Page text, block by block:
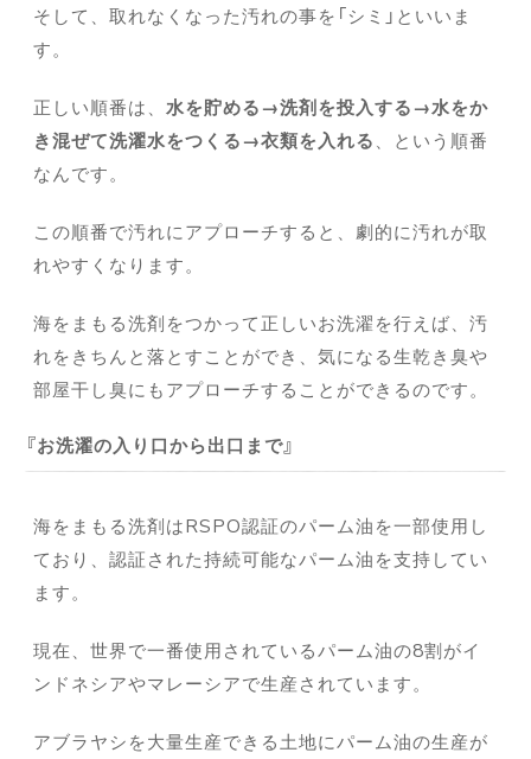
そして、取れなくなった汚れの事を「シミ」といいま
す。
正しい順番は、 水を貯める→洗剤を投入する→水をか
き混ぜて洗濯水をつくる→衣類を入れる、という順番
なんです。
この順番で汚れにアプローチすると、劇的に汚れが取
れやすくなります。
海をまもる洗剤をつかって正しいお洗濯を行えば、汚
れをきちんと落とすことができ、気になる生乾き臭や
部屋干し臭にもアプローチすることができるのです。
お洗濯の入り口から出口まで
海をまもる洗剤はRSPO認証のパーム油を一部使用し
ており、認証された持続可能なパーム油を支持してい
ます。
現在、世界で一番使用されているパーム油の8割がイ
ンドネシアやマレーシアで生産されています。
アブラヤシを大量生産できる土地にパーム油の生産が